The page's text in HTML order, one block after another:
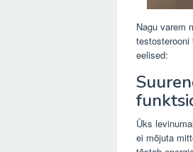
Nagu varem
eelised:
Üks
ei mõjuta